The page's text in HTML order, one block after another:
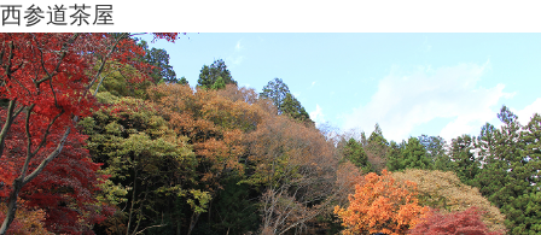
西参道茶屋